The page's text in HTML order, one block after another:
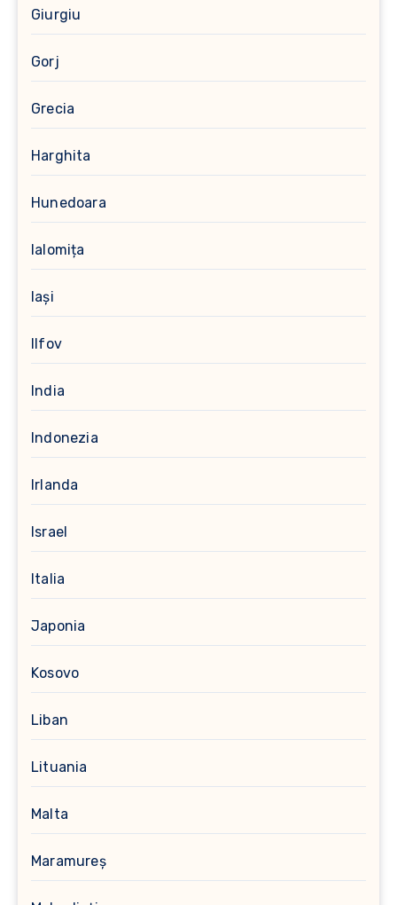
Giurgiu
Gorj
Grecia
Harghita
Hunedoara
Ialomița
Iași
Ilfov
India
Indonezia
Irlanda
Israel
Italia
Japonia
Kosovo
Liban
Lituania
Malta
Maramureș